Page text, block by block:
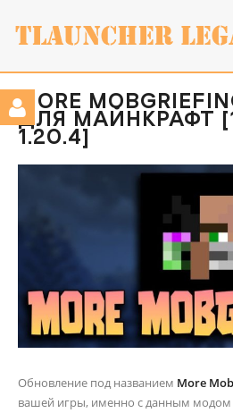
MORE
ДЛЯ МАЙНКРАФТ
1.20.4]
Обновление под названием More
вашей игры, именно с данным модом